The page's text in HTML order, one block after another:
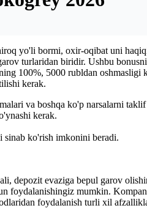
yo'li bormi, oxir-oqibat uni
turlaridan biridir. Ushbu
100%, 5000 rubldan oshmasligi
kerak.
va boshqa ko'p narsalarni taklif
kerak.
sinab ko'rish imkonini beradi.
depozit evaziga bepul garov
foydalanishingiz mumkin.
foydalanish turli xil